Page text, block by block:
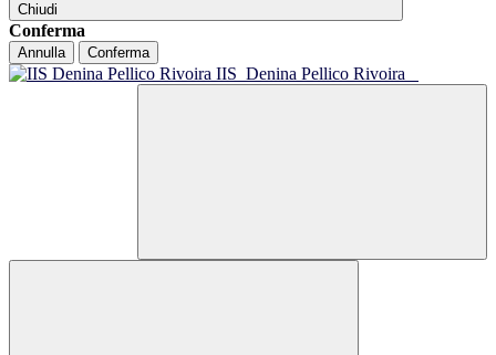
Chiudi
Conferma
Annulla Conferma
IIS Denina Pellico Rivoira